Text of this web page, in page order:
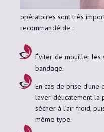
opératoires sont très
recommandé de :
Éviter de mouiller les
bandage.
En cas de prise d’une
laver délicatement la
sécher à l’air froid,
même type.